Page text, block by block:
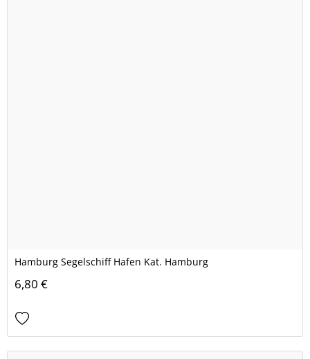
Hamburg Segelschiff Hafen Kat. Hamburg
6,80 €